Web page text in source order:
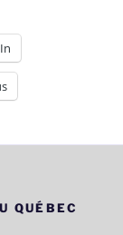
QUÉBEC